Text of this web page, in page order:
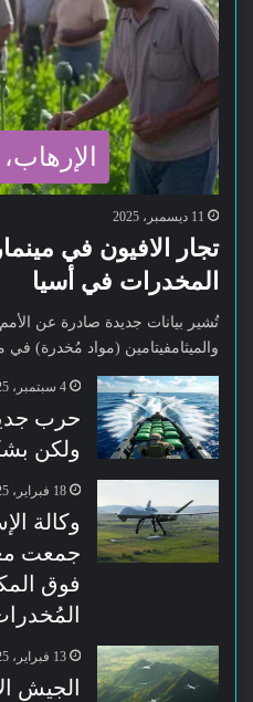
11 ديسمبر، 2025
تجار الافيون في
المخدرات في أسيا
تُشير بيانات جديدة صادرة عن الأمم
والميثامفيتامين (مواد مُخدرة) في
4 سبتمبر، 2025
حرب
ولكن
18 فبراير، 2025
وكالة
جمعت
فوق
13 فبراير، 2025
الجيش